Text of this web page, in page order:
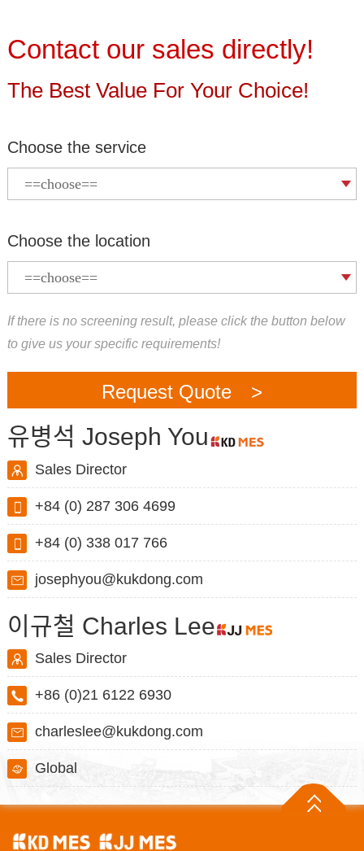
Contact our sales directly!
The Best Value For Your Choice!
Choose the service
Choose the location
If there is no screening result, please click the button below
to give us your specific requirements!
Request Quote >
유병석 Joseph You
Sales Director
+84 (0) 287 306 4699
+84 (0) 338 017 766
josephyou@kukdong.com
이규철 Charles Lee
Sales Director
+86 (0)21 6122 6930
charleslee@kukdong.com
Global